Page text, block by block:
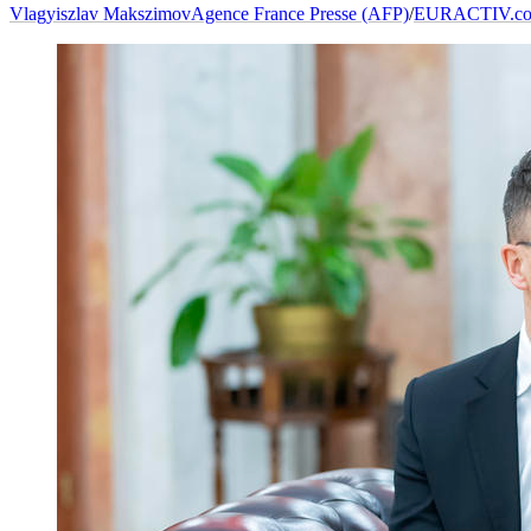
Vlagyiszlav MakszimovAgence France Presse (AFP)/